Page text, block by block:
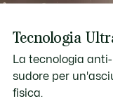
Tecnologia
La tecnologia
sudore per
fisica.